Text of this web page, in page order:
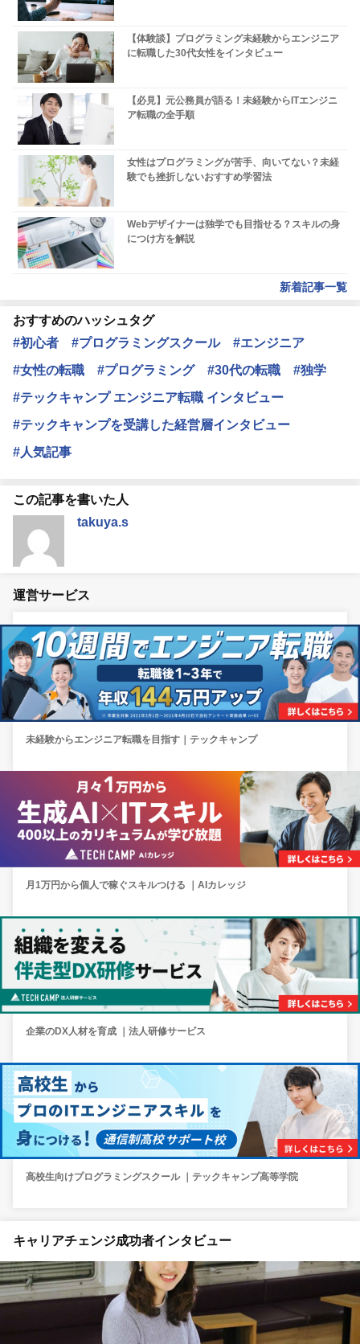
【体験談】プログラミング未経験からエンジニア
に転職した30代女性をインタビュー
【必見】元公務員が語る！未経験からITエンジニ
ア転職の全手順
女性はプログラミングが苦手、向いてない？未経
験でも挫折しないおすすめ学習法
Webデザイナーは独学でも目指せる？スキルの身
につけ方を解説
新着記事一覧
おすすめのハッシュタグ
#初心者
#プログラミングスクール
#エンジニア
#女性の転職
#プログラミング #30代の転職
#独学
#テックキャンプ エンジニア転職 インタビュー
#テックキャンプを受講した経営層インタビュー
#人気記事
この記事を書いた人
takuya.s
運営サービス
未経験からエンジニア転職を目指す｜テックキャンプ
月1万円から個人で稼ぐスキルつける ｜AIカレッジ
企業のDX人材を育成 ｜法人研修サービス
高校生向けプログラミングスクール ｜テックキャンプ高等学院
キャリアチェンジ成功者インタビュー